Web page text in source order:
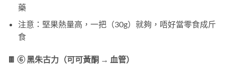
藥
注意：堅果熱量高，一把（30g）就夠，唔好當零食成斤
食
🍫 ⑥ 黑朱古力（可可黃酮 → 血管）